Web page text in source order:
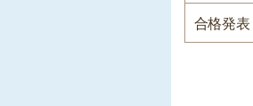
合格発表